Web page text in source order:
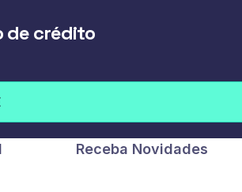
de crédito
Receba Novidades